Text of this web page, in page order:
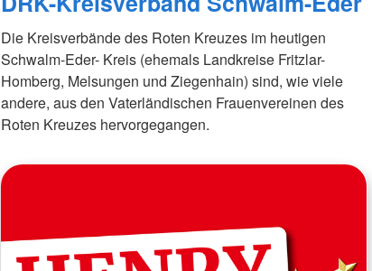
Die Kreisverbände des Roten Kreuzes im heutigen
Schwalm-Eder- Kreis (ehemals Landkreise Fritzlar-
Homberg, Melsungen und Ziegenhain) sind, wie viele
andere, aus den Vaterländischen Frauenvereinen des
Roten Kreuzes hervorgegangen.